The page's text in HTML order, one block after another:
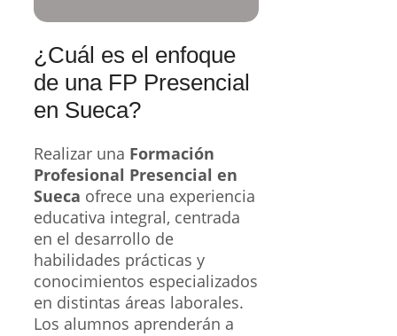
¿Cuál es el enfoque
de una FP Presencial
en Sueca?
Realizar una Formación
Profesional Presencial en
Sueca ofrece una experiencia
educativa integral, centrada
en el desarrollo de
habilidades prácticas y
conocimientos especializados
en distintas áreas laborales.
Los alumnos aprenderán a